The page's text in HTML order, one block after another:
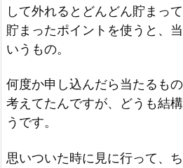
して外れるとどんどん貯まっ
貯まったポイントを使うと、
いうもの。
何度か申し込んだら当たるも
考えてたんですが、どうも結
うです。
思いついた時に見に行って、